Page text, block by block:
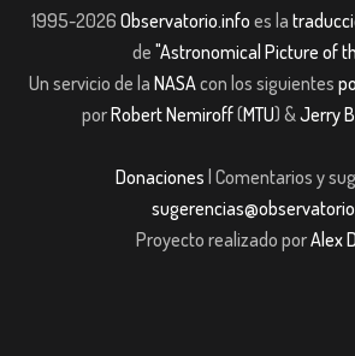
1995-2026 Observatorio.info es la
de "Astronomical Picture of
Un servicio de la NASAcon los siguientes
porRobert Nemiroff(MTU) &Jerry
Donaciones | Comentarios y
Proyecto realizado porAlex